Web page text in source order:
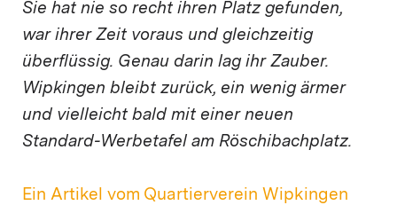
Sie hat nie so recht ihren Platz gefunden,
war ihrer Zeit voraus und gleichzeitig
überflüssig. Genau darin lag ihr Zauber.
Wipkingen bleibt zurück, ein wenig ärmer
und vielleicht bald mit einer neuen
Standard-Werbetafel am Röschibachplatz.
Ein Artikel vom Quartierverein Wipkingen